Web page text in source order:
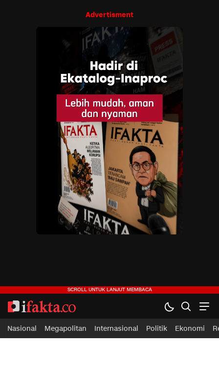
Advertisment
ifakta.co
#pastibenar
Nasional Megapolitan Internasional Politik Ekonomi